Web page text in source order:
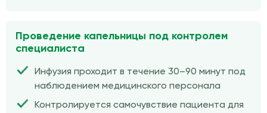
Проведение капельницы под контролем
специалиста
Инфузия проходит в течение 30–90 минут под
наблюдением медицинского персонала
Контролируется самочувствие пациента для